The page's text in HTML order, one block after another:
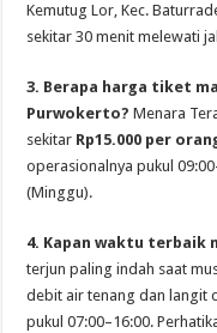
Kemutug Lor, Kec.
sekitar 30 menit melewati
3. Berapa harga tiket
Purwokerto? Menara
sekitar Rp15.000 per
operasionalnya pukul
(Minggu).
4. Kapan waktu terbaik
terjun paling indah saat
debit air tenang dan langit
pukul 07:00–16:00.